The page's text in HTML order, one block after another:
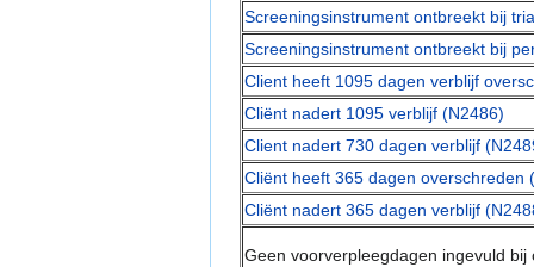
Screeningsinstrument ontbreekt bij
Screeningsinstrument ontbreekt bij
Client heeft 1095 dagen verblijf
Cliënt nadert 1095 verblijf (N2486)
Client nadert 730 dagen verblijf
Cliënt heeft 365 dagen overschreden
Cliënt nadert 365 dagen verblijf
Geen voorverpleegdagen ingevuld